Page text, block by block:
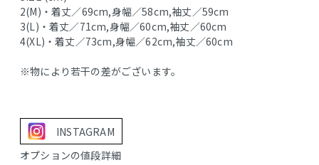
2(M)・着丈／69cm,身幅／58cm,袖丈／59cm
3(L)・着丈／71cm,身幅／60cm,袖丈／60cm
4(XL)・着丈／73cm,身幅／62cm,袖丈／60cm
※物により若干の差がございます。
INSTAGRAM
オプションの値段詳細